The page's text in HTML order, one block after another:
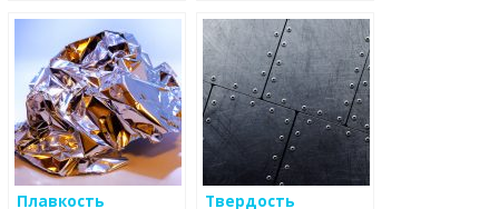
применения
Плавкость Твердость